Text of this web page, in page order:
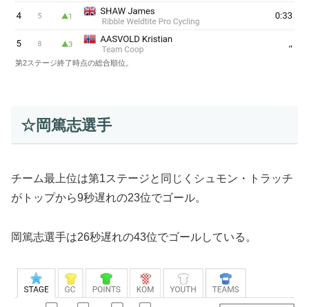
第2ステージ終了時点の総合順位。
☆岡篤志選手
チーム最上位は第1ステージと同じくシュモン・トラッチ
がトップから9秒遅れの23位でゴール。
岡篤志選手は26秒遅れの43位でゴールしている。